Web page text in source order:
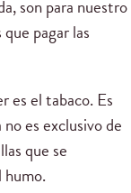
son para nuestro
pagar las
es el tabaco. Es
es exclusivo de
que se